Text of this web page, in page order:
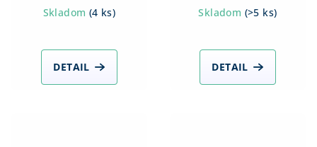
Skladom (4 ks)
DETAIL
Skladom (>5 ks)
DETAIL